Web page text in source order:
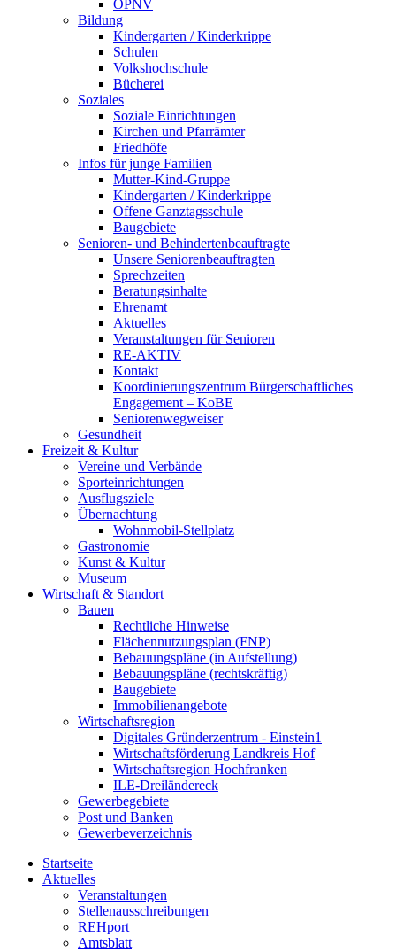
ÖPNV
Bildung
Kindergarten / Kinderkrippe
Schulen
Volkshochschule
Bücherei
Soziales
Soziale Einrichtungen
Kirchen und Pfarrämter
Friedhöfe
Infos für junge Familien
Mutter-Kind-Gruppe
Kindergarten / Kinderkrippe
Offene Ganztagsschule
Baugebiete
Senioren- und Behindertenbeauftragte
Unsere Seniorenbeauftragten
Sprechzeiten
Beratungsinhalte
Ehrenamt
Aktuelles
Veranstaltungen für Senioren
RE-AKTIV
Kontakt
Koordinierungszentrum Bürgerschaftliches
Engagement – KoBE
Seniorenwegweiser
Gesundheit
Freizeit & Kultur
Vereine und Verbände
Sporteinrichtungen
Ausflugsziele
Übernachtung
Wohnmobil-Stellplatz
Gastronomie
Kunst & Kultur
Museum
Wirtschaft & Standort
Bauen
Rechtliche Hinweise
Flächennutzungsplan (FNP)
Bebauungspläne (in Aufstellung)
Bebauungspläne (rechtskräftig)
Baugebiete
Immobilienangebote
Wirtschaftsregion
Digitales Gründerzentrum - Einstein1
Wirtschaftsförderung Landkreis Hof
Wirtschaftsregion Hochfranken
ILE-Dreiländereck
Gewerbegebiete
Post und Banken
Gewerbeverzeichnis
Startseite
Aktuelles
Veranstaltungen
Stellenausschreibungen
REHport
Amtsblatt